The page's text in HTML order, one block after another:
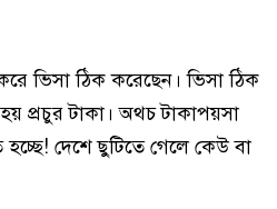
ভিসা ঠিক করেছেন। ভিসা ঠিক
প্রচুর টাকা। অথচ টাকাপয়সা
দেশে ছুটিতে গেলে কেউ বা